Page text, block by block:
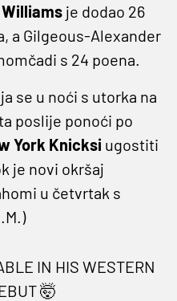
je dodao 26
a Gilgeous-Alexander
s 24 poena.
se u noći s utorka na
poslije ponoći po
York Knicksi ugostiti
je novi okršaj
u četvrtak s
IN HIS WESTERN
🤯